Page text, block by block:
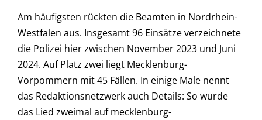
Am häufigsten rückten die Beamten in Nordrhein-
Westfalen aus. Insgesamt 96 Einsätze verzeichnete
die Polizei hier zwischen November 2023 und Juni
2024. Auf Platz zwei liegt Mecklenburg-
Vorpommern mit 45 Fällen. In einige Male nennt
das Redaktionsnetzwerk auch Details: So wurde
das Lied zweimal auf mecklenburg-